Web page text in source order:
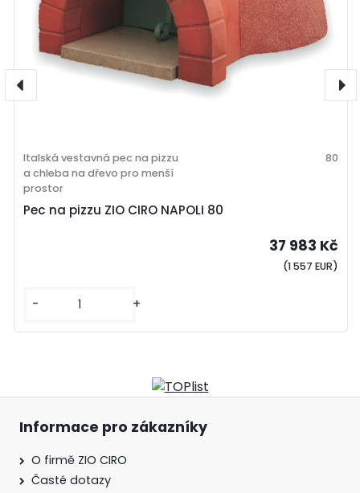
Pec na pizzu ZIO CIRO NAPOLI 80
Italská vestavná pec na pizzu
a chleba na dřevo pro menší
prostor
80
37 983 Kč
(1 557 EUR)
- +
Informace pro zákazníky
O firmě ZIO CIRO
Časté dotazy